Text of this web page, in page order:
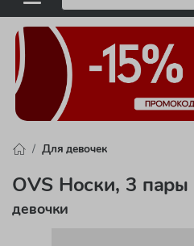
Для девочек
OVS Носки, 3 пары
девочки